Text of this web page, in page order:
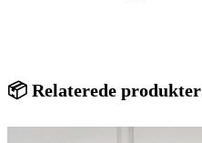
📦 Relaterede produkter